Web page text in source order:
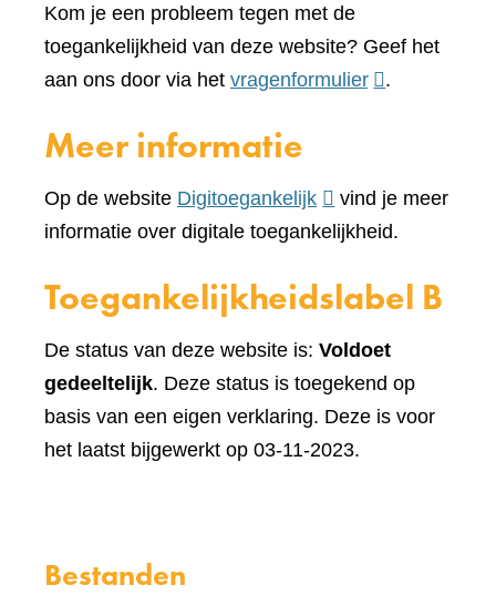
Kom je een probleem tegen met de
toegankelijkheid van deze website? Geef het
aan ons door via het vragenformulier(verwijst
website)
.
Meer informatie
Op de website Digitoegankelijk(verwijst
naar
andere
vind je meer
informatie over digitale toegankelijkheid.
Toegankelijkheidslabel B
De status van deze website is: Voldoet
gedeeltelijk. Deze status is toegekend op
basis van een eigen verklaring. Deze is voor
het laatst bijgewerkt op 03-11-2023.
Bestanden